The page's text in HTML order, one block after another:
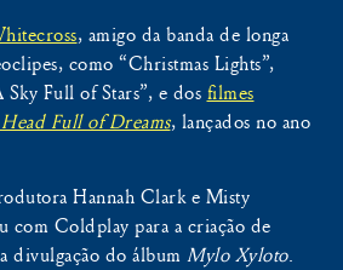
, amigo da banda de longa
como “Christmas Lights”,
Full of Stars”, e dos filmes
Full of Dreams, lançados no ano
Hannah Clark e Misty
com Coldplay para a criação de
divulgação do álbum Mylo Xyloto.